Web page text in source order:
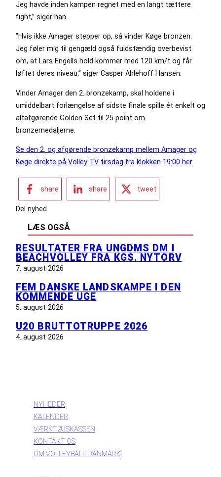
Jeg havde inden kampen regnet med en langt tættere
fight,” siger han.
”Hvis ikke Amager stepper op, så vinder Køge bronzen.
Jeg føler mig til gengæld også fuldstændig overbevist
om, at Lars Engells hold kommer med 120 km/t og får
løftet deres niveau,” siger Casper Ahlehoff Hansen.
Vinder Amager den 2. bronzekamp, skal holdene i
umiddelbart forlængelse af sidste finale spille ét enkelt og
altafgørende Golden Set til 25 point om
bronzemedaljerne.
Se den 2. og afgørende bronzekamp mellem Amager og
Køge direkte på Volley TV tirsdag fra klokken 19:00 her.
share share tweet
Del nyhed
LÆS OGSÅ
RESULTATER FRA UNGDMS DM I
BEACHVOLLEY FRA KGS. NYTORV
7. august 2026
FEM DANSKE LANDSKAMPE I DEN
KOMMENDE UGE
5. august 2026
U20 BRUTTOTRUPPE 2026
4. august 2026
NYHEDER
KALENDER
VÆRKTØJSKASSEN
KONTAKT OS
OM VOLLEYBALL DANMARK